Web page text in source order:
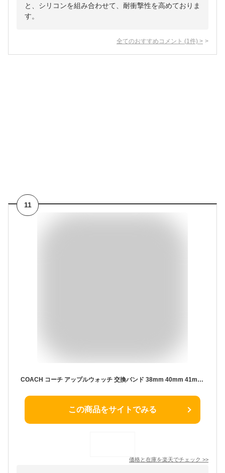
と、シリコンを組み合わせて、耐衝撃性を高めておりま
す。
全てのおすすめコメント (1 件) >
11
COACH コーチ アップルウォッチ 交換バンド 38mm 40mm 41mm 42mm(Series10・11のみ) 送料無料 シルバー 14700056 Apple Watch 並行輸入品
この商品をサイトでみる
価格と在庫を楽天でチェック >>